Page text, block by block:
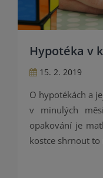
Hypotéka v
15. 2. 2019
O hypotékách a
v minulých
opakování je
kostce shrnout to